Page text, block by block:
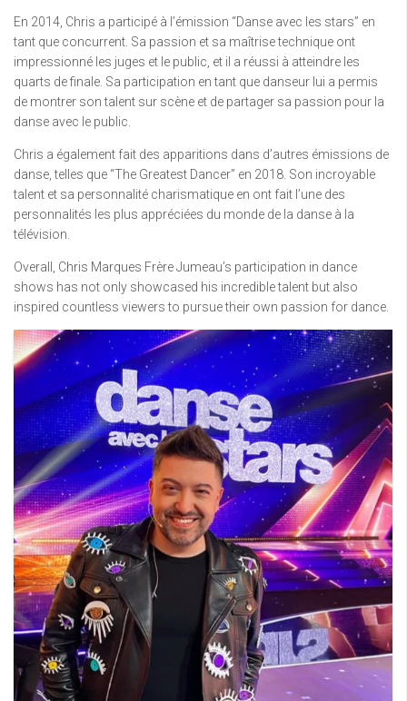
En 2014, Chris a participé à l’émission “Danse avec les stars” en
tant que concurrent. Sa passion et sa maîtrise technique ont
impressionné les juges et le public, et il a réussi à atteindre les
quarts de finale. Sa participation en tant que danseur lui a permis
de montrer son talent sur scène et de partager sa passion pour la
danse avec le public.
Chris a également fait des apparitions dans d’autres émissions de
danse, telles que “The Greatest Dancer” en 2018. Son incroyable
talent et sa personnalité charismatique en ont fait l’une des
personnalités les plus appréciées du monde de la danse à la
télévision.
Overall, Chris Marques Frère Jumeau’s participation in dance
shows has not only showcased his incredible talent but also
inspired countless viewers to pursue their own passion for dance.